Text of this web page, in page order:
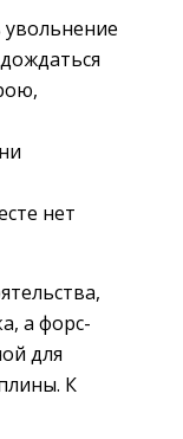
нет
а форс-
для
К